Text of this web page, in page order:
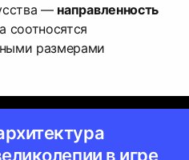
— направленность
соотносятся
размерами
в игре